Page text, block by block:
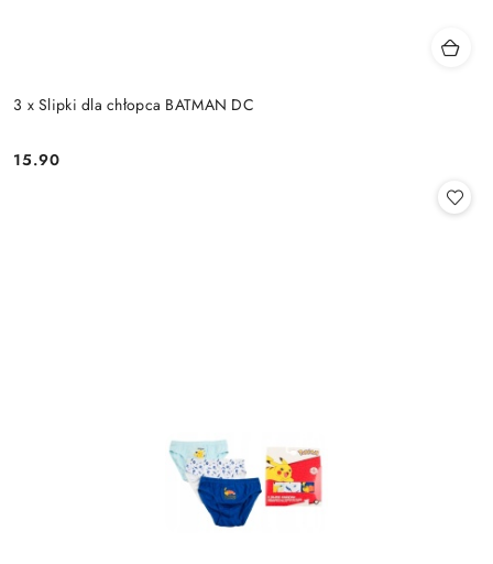
3 x Slipki dla chłopca BATMAN DC
Cena:
15.90